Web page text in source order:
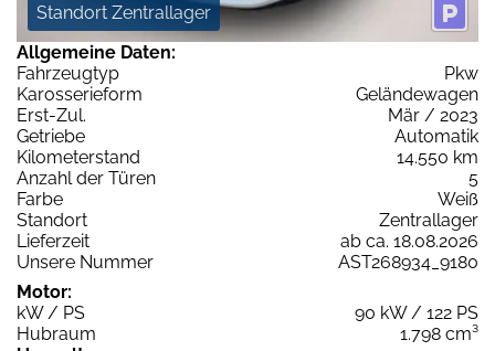
Standort Zentrallager
Allgemeine Daten:
Fahrzeugtyp
Pkw
Karosserieform
Geländewagen
Erst-Zul.
Mär / 2023
Getriebe
Automatik
Kilometerstand
14.550 km
Anzahl der Türen
5
Farbe
Weiß
Standort
Zentrallager
Lieferzeit
ab ca. 18.08.2026
Unsere Nummer
AST268934_9180
Motor:
kW / PS
90 kW / 122 PS
Hubraum
1.798 cm³